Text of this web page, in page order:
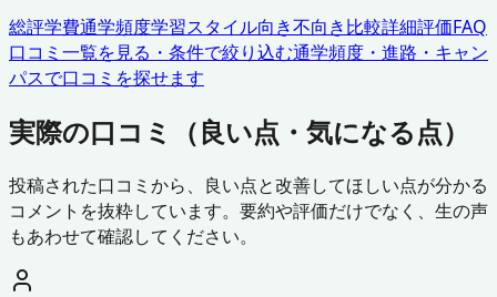
総評学費通学頻度学習スタイル向き不向き比較詳細評価FAQ
口コミ一覧を見る・条件で絞り込む通学頻度・進路・キャン
パスで口コミを探せます
実際の口コミ（良い点・気になる点）
投稿された口コミから、良い点と改善してほしい点が分かる
コメントを抜粋しています。要約や評価だけでなく、生の声
もあわせて確認してください。